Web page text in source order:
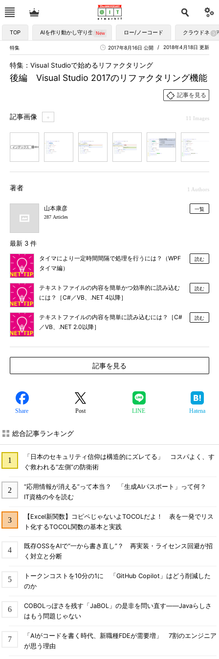
TOP AIを作り動かし守り生かす ロー/ノーコード クラウドネイ
特集 2018年4月18日 更新
2017年8月16日 公開
後編 Visual Studio 2017のリファクタリング機能
特集：Visual Studioで始めるリファクタリング
記事を見る
記事画像 ＋ 11 Images
著者 1 Authors
山本康彦
287 Articles
一覧
最新 3 件
タイマにより一定時間間隔で処理を行うには？（WPF
タイマ編）
読む
テキストファイルの内容を簡単かつ効率的に読み込む
には？［C#／VB、.NET 4以降］
読む
テキストファイルの内容を簡単に読み込むには？［C#
／VB、.NET 2.0以降］
読む
記事を見る
Share Post LINE Hatena
総合記事ランキング
「日本のセキュリティ信仰は構造的にズレてる」 コスパよく、す
ぐ救われる“左側”の防衛術
“応用情報が消える”って本当？ 「生成AIパスポート」って何？
IT資格の今を読む
【Excel新関数】コピペじゃないよTOCOLだよ！ 表を一発でリス
ト化するTOCOL関数の基本と実践
既存OSSをAIで“一から書き直し”？ 再実装・ライセンス回避が招
く対立と分断
トークンコストを10分の1に 「GitHub Copilot」はどう削減した
のか
COBOLっぽさを残す「JaBOL」の是非を問い直す――Javaらしさ
はもう問題じゃない
「AIがコードを書く時代、新職種FDEが需要増」 7割のエンジニア
が思う理由